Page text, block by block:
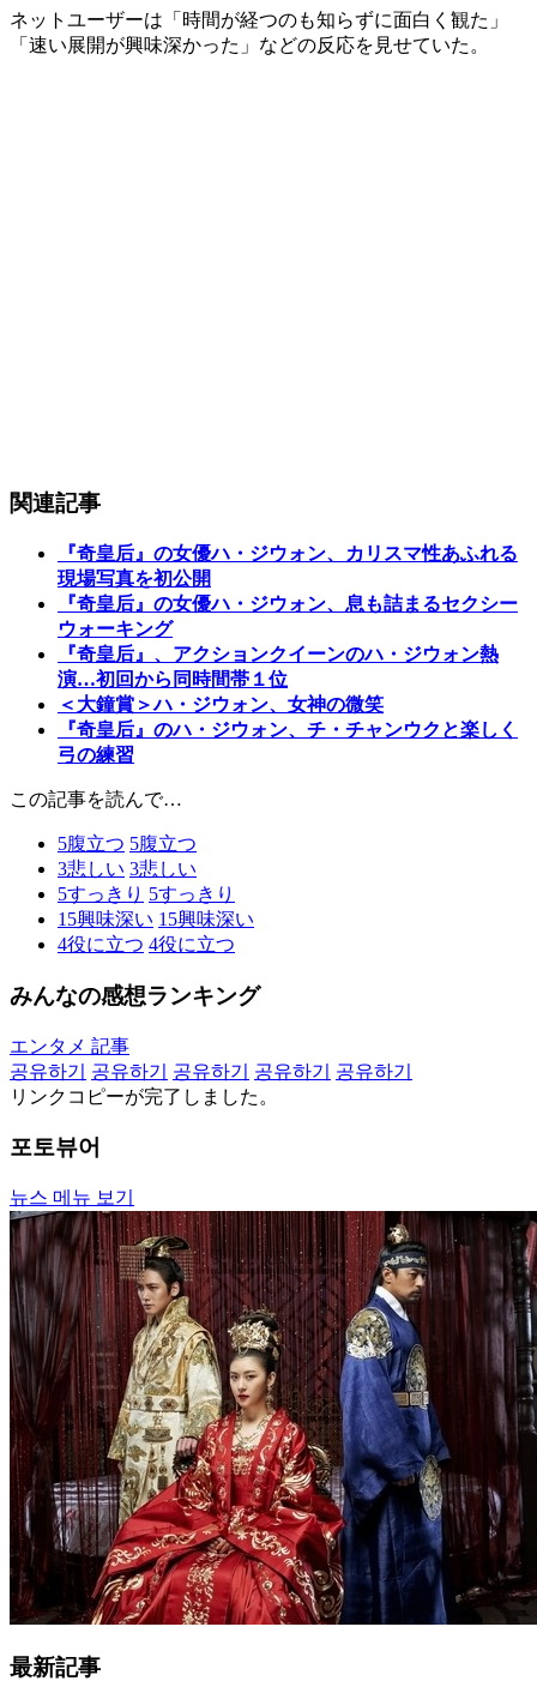
ネットユーザーは「時間が経つのも知らずに面白く観た」
「速い展開が興味深かった」などの反応を見せていた。
関連記事
『奇皇后』の女優ハ・ジウォン、カリスマ性あふれる
現場写真を初公開
『奇皇后』の女優ハ・ジウォン、息も詰まるセクシー
ウォーキング
『奇皇后』、アクションクイーンのハ・ジウォン熱
演…初回から同時間帯１位
＜大鐘賞＞ハ・ジウォン、女神の微笑
『奇皇后』のハ・ジウォン、チ・チャンウクと楽しく
弓の練習
この記事を読んで…
5腹立つ 5腹立つ
3悲しい 3悲しい
5すっきり 5すっきり
15興味深い 15興味深い
4役に立つ 4役に立つ
みんなの感想ランキング
エンタメ 記事
공유하기
공유하기 공유하기 공유하기
공유하기
リンクコピーが完了しました。
포토뷰어
뉴스 메뉴 보기
最新記事